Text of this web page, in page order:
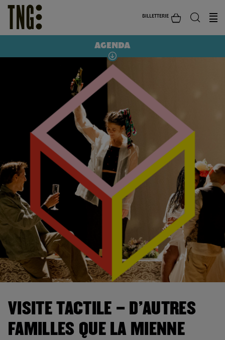
BILLETTERIE
AGENDA
VISITE TACTILE – D’AUTRES
FAMILLES QUE LA MIENNE